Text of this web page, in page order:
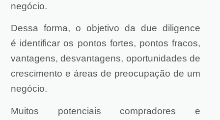
negócio.
Dessa forma, o objetivo da due diligence
é identificar os pontos fortes, pontos fracos,
vantagens, desvantagens, oportunidades de
crescimento e áreas de preocupação de um
negócio.
Muitos potenciais compradores e